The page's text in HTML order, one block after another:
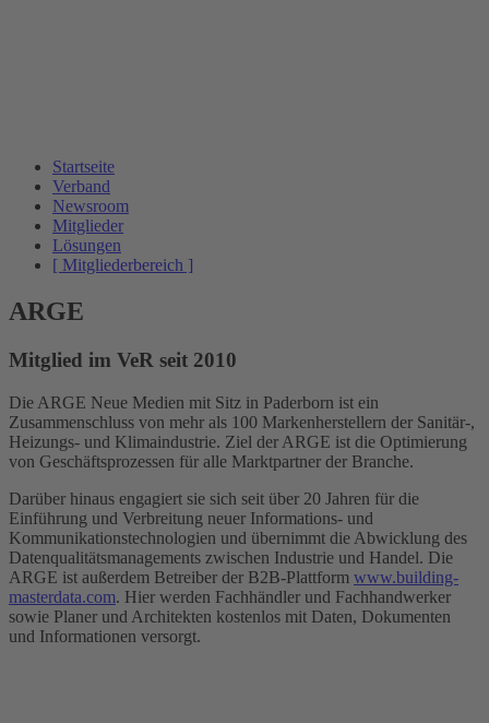
Startseite
Verband
Newsroom
Mitglieder
Lösungen
[ Mitgliederbereich ]
ARGE
Mitglied im VeR seit 2010
Die ARGE Neue Medien mit Sitz in Paderborn ist ein
Zusammenschluss von mehr als 100 Markenherstellern der Sanitär-,
Heizungs- und Klimaindustrie. Ziel der ARGE ist die Optimierung
von Geschäftsprozessen für alle Marktpartner der Branche.
Darüber hinaus engagiert sie sich seit über 20 Jahren für die
Einführung und Verbreitung neuer Informations- und
Kommunikationstechnologien und übernimmt die Abwicklung des
Datenqualitätsmanagements zwischen Industrie und Handel. Die
ARGE ist außerdem Betreiber der B2B-Plattform www.building-
masterdata.com. Hier werden Fachhändler und Fachhandwerker
sowie Planer und Architekten kostenlos mit Daten, Dokumenten
und Informationen versorgt.